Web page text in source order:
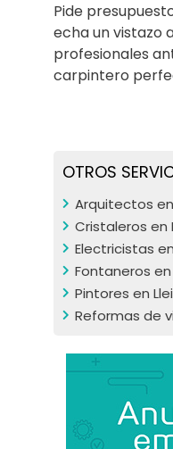
Pide
echa un vistazo
profesionales
carpintero
OTROS
Arquitectos
Cristaleros en
Electricistas
Fontaneros en
Pintores en
Reformas de